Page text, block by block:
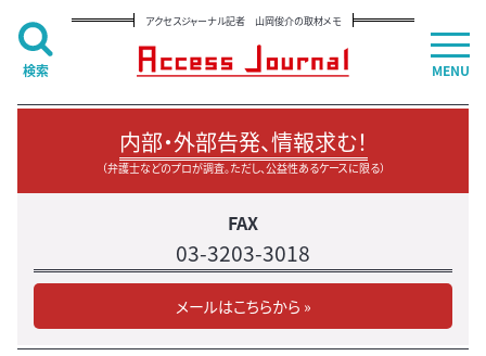
アクセスジャーナル記者 山岡俊介の取材メモ
内部・外部告発、情報求む！
（弁護士などのプロが調査。ただし、公益性あるケースに限る）
FAX
03-3203-3018
メールはこちらから »
MENU
検索